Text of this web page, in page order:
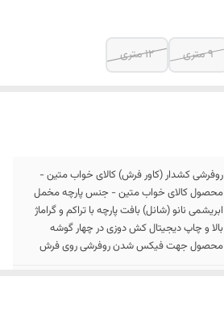
9 متری 12 متری
روفرشی کشدار (کاور فرش) کالای خواب متین -
محصول کالای خواب متین - جنس پارچه مخمل
ابریشمی نانو (شانل) بافت پارچه با تراکم و گراماژ
بالا و چاپ دیجیتال کش دوزی در چهار گوشه
محصول جهت فیکس شدن روفرشی روی فرش